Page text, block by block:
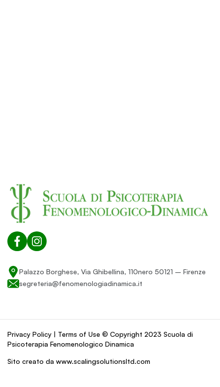
Palazzo Borghese, Via Ghibellina, 110nero 50121 – Firenze
segreteria@fenomenologiadinamica.it
Privacy Policy | Terms of Use © Copyright 2023 Scuola di
Psicoterapia Fenomenologico Dinamica
Sito creato da www.scalingsolutionsltd.com